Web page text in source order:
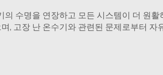
수명을 연장하고 모든 시스템이 더 원활
, 고장 난 온수기와 관련된 문제로부터 자